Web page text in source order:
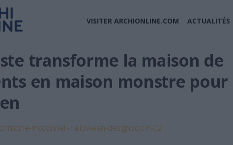
VISITER ARCHIONLINE.COM ACTUALITÉS
transforme la maison de
en maison monstre pour